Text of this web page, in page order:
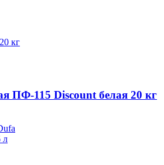
ПФ-115 Discount белая 20 кг